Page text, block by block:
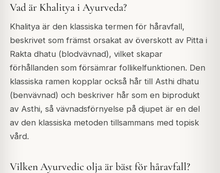
Vad är Khalitya i Ayurveda?
Khalitya är den klassiska termen för håravfall,
beskrivet som främst orsakat av överskott av Pitta i
Rakta dhatu (blodvävnad), vilket skapar
förhållanden som försämrar follikelfunktionen. Den
klassiska ramen kopplar också hår till Asthi dhatu
(benvävnad) och beskriver hår som en biprodukt
av Asthi, så vävnadsförnyelse på djupet är en del
av den klassiska metoden tillsammans med topisk
vård.
Vilken Ayurvedic olja är bäst för håravfall?